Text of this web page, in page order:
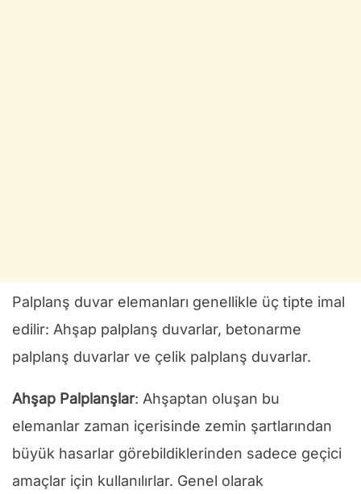
Palplanş duvar elemanları genellikle üç tipte imal
edilir: Ahşap palplanş duvarlar, betonarme
palplanş duvarlar ve çelik palplanş duvarlar.
Ahşap Palplanşlar: Ahşaptan oluşan bu
elemanlar zaman içerisinde zemin şartlarından
büyük hasarlar görebildiklerinden sadece geçici
amaçlar için kullanılırlar. Genel olarak